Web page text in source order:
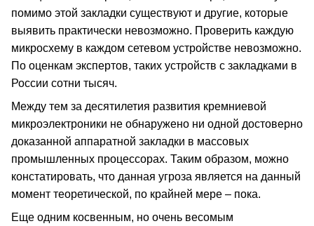
помимо этой закладки существуют и другие, которые
выявить практически невозможно. Проверить каждую
микросхему в каждом сетевом устройстве невозможно.
По оценкам экспертов, таких устройств с закладками в
России сотни тысяч.
Между тем за десятилетия развития кремниевой
микроэлектроники не обнаружено ни одной достоверно
доказанной аппаратной закладки в массовых
промышленных процессорах. Таким образом, можно
констатировать, что данная угроза является на данный
момент теоретической, по крайней мере – пока.
Еще одним косвенным, но очень весомым